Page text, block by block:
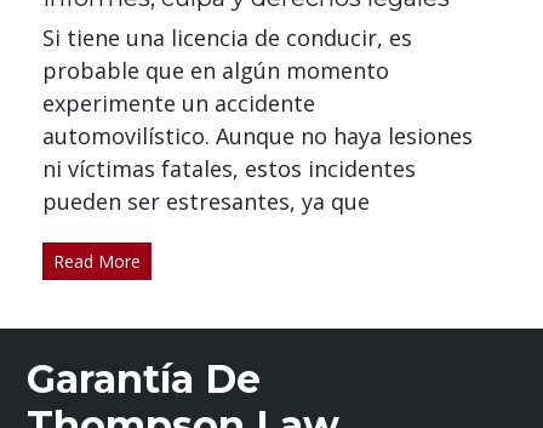
Si tiene una licencia de conducir, es
probable que en algún momento
experimente un accidente
automovilístico. Aunque no haya lesiones
ni víctimas fatales, estos incidentes
pueden ser estresantes, ya que
Read More
Garantía De